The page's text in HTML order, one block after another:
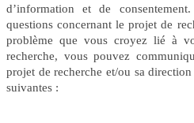
d’information et de
questions concernant le projet de
problème que vous croyez lié à
recherche, vous pouvez
projet de recherche et/ou sa
suivantes :